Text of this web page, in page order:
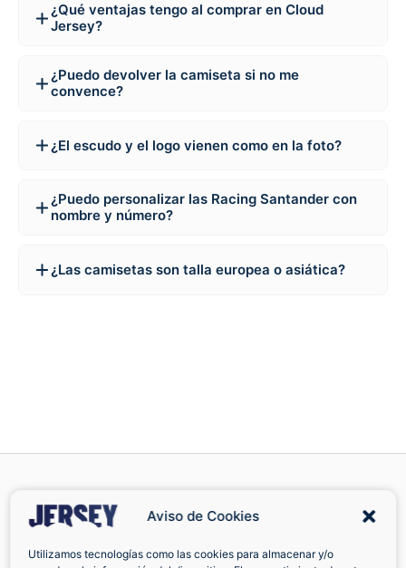
Aviso de Cookies
Utilizamos tecnologías como las cookies para almacenar y/o
¿Qué ventajas tengo al comprar en Cloud
Jersey?
¿Puedo devolver la camiseta si no me
convence?
¿El escudo y el logo vienen como en la foto?
¿Puedo personalizar las Racing Santander con
nombre y número?
¿Las camisetas son talla europea o asiática?
Cambios y Facebook